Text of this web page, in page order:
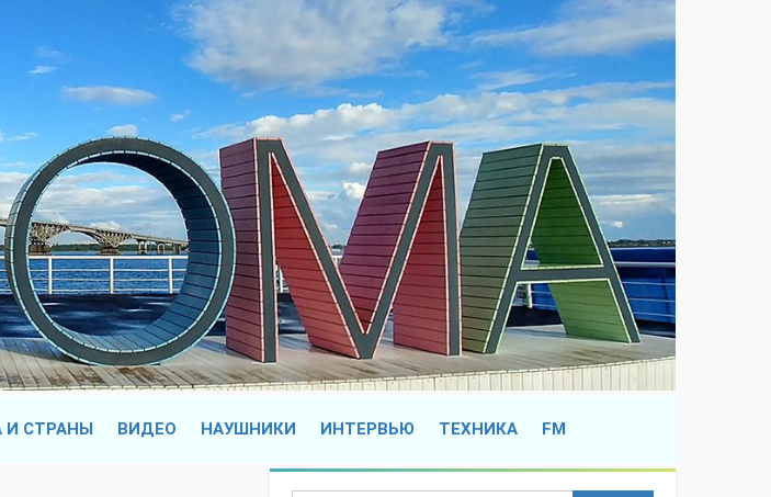
И СТРАНЫ ВИДЕО НАУШНИКИ ИНТЕРВЬЮ ТЕХНИКА FM